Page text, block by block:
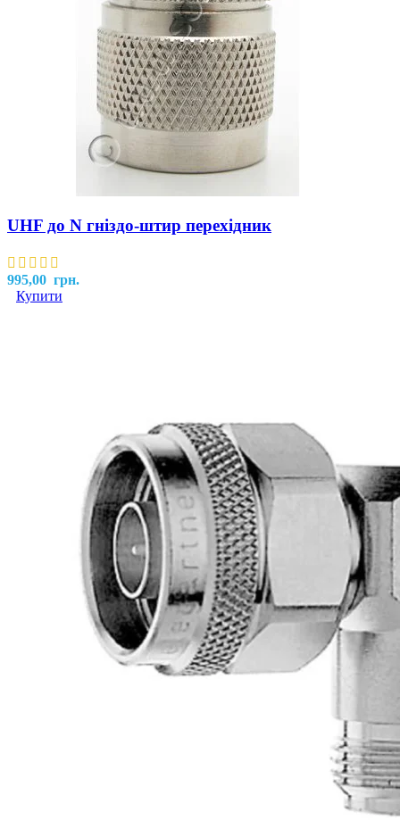
UHF до N гніздо-штир перехідник
995,00 грн.
Купити